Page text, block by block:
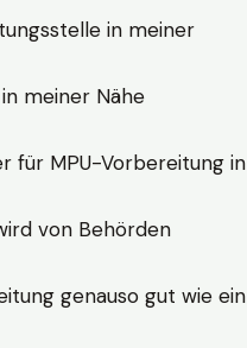
in meiner
meiner Nähe
für MPU-Vorbereitung in
von Behörden
genauso gut wie ein